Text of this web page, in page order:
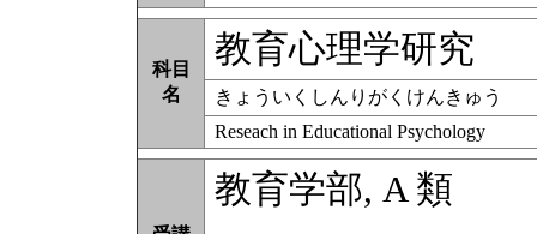
科目
名
教育心理学研究
きょういくしんりがくけんきゅう
Reseach in Educational Psychology
教育学部, A 類